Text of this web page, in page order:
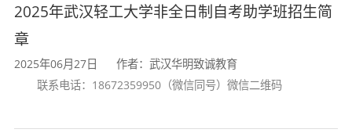
2025年武汉轻工大学非全日制自考助学班招生简
章
2025年06月27日
作者：武汉华明致诚教育
联系电话：18672359950（微信同号）微信二维码